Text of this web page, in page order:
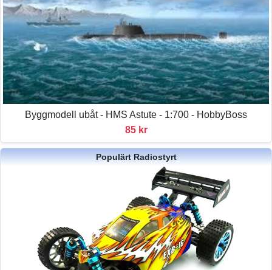
Byggmodell ubåt - HMS Astute - 1:700 - HobbyBoss
85 kr
Populärt Radiostyrt